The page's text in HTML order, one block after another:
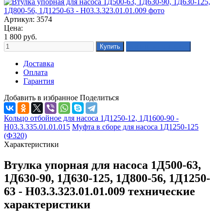
Артикул: 3574
Цена:
1 800 руб.
Доставка
Оплата
Гарантия
Добавить в избранное Поделиться
Кольцо отбойное для насоса 1Д1250-12, 1Д1600-90 -
Н03.3.335.01.01.015 Муфта в сборе для насоса 1Д1250-125
(Ф320)
Характеристики
Втулка упорная для насоса 1Д500-63,
1Д630-90, 1Д630-125, 1Д800-56, 1Д1250-
63 - Н03.3.323.01.01.009 технические
характеристики